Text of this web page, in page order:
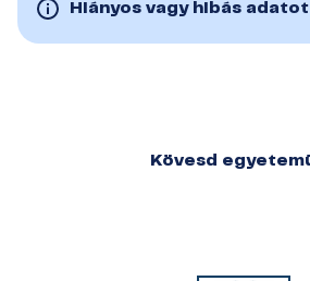
Hiányos vagy hibás
Kövesd